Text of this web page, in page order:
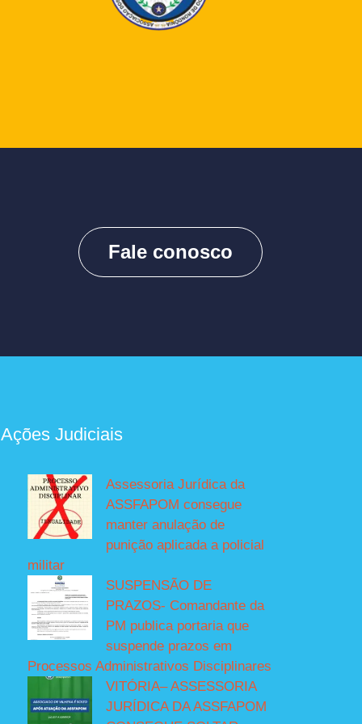
Fale conosco
Judiciais
Assessoria Jurídica da
ASSFAPOM consegue
manter anulação de
punição aplicada a policial
militar
SUSPENSÃO DE
PRAZOS- Comandante da
PM publica portaria que
suspende prazos em
Processos Administrativos Disciplinares
VITÓRIA– ASSESSORIA
JURÍDICA DA ASSFAPOM